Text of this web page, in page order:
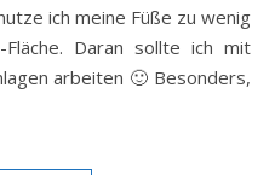
ich meine Füße zu wenig
Daran sollte ich mit
arbeiten 🙂 Besonders,